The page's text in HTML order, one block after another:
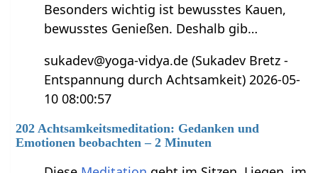
Besonders wichtig ist bewusstes Kauen,
bewusstes Genießen. Deshalb gib…
sukadev@yoga-vidya.de (Sukadev Bretz -
Entspannung durch Achtsamkeit) 2026-05-
10 08:00:57
202 Achtsamkeitsmeditation: Gedanken und
Emotionen beobachten – 2 Minuten